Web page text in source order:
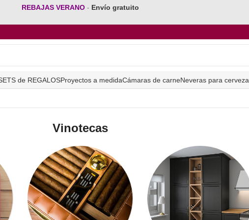
REBAJAS VERANO - Envío gratuito
de REGALOSProyectos a medidaCámaras de carneNeveras para cerveza
Vinotecas